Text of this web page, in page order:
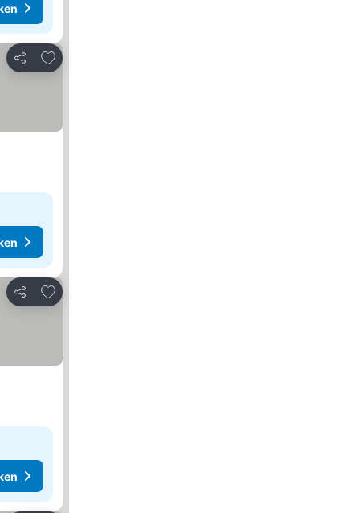
Delen
Toevoegen aan favorieten
Delen
Toevoegen aan favorieten